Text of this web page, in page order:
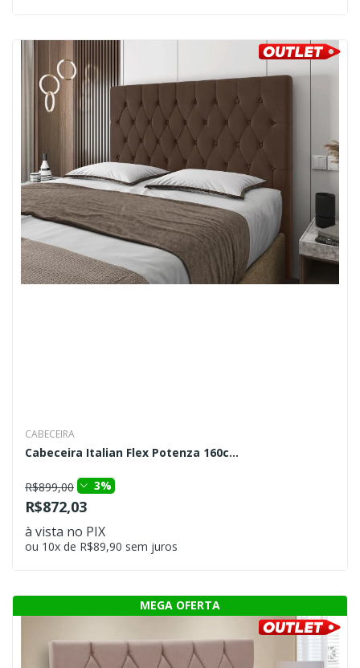
CABECEIRA
Cabeceira Italian Flex Potenza 160c...
R$899,00 3%
R$872,03
à vista no PIX
ou 10x de R$89,90 sem juros